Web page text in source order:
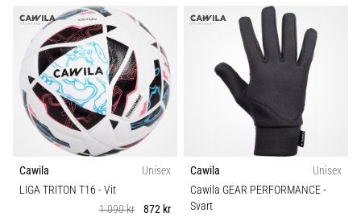
Cawila
Unisex
LIGA TRITON T16 - Vit
1 090 kr
872 kr
Cawila
Unisex
Cawila GEAR PERFORMANCE-
Svart